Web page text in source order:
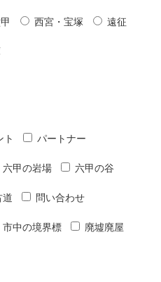
西宮・宝塚 遠征
ト パートナー
六甲の岩場 六甲の谷
道 問い合わせ
市中の境界標 廃墟廃屋